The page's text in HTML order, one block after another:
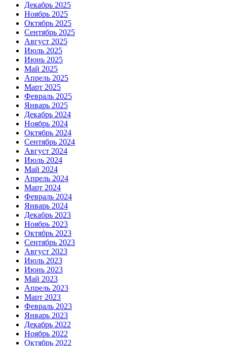
Декабрь 2025
Ноябрь 2025
Октябрь 2025
Сентябрь 2025
Август 2025
Июль 2025
Июнь 2025
Май 2025
Апрель 2025
Март 2025
Февраль 2025
Январь 2025
Декабрь 2024
Ноябрь 2024
Октябрь 2024
Сентябрь 2024
Август 2024
Июль 2024
Май 2024
Апрель 2024
Март 2024
Февраль 2024
Январь 2024
Декабрь 2023
Ноябрь 2023
Октябрь 2023
Сентябрь 2023
Август 2023
Июль 2023
Июнь 2023
Май 2023
Апрель 2023
Март 2023
Февраль 2023
Январь 2023
Декабрь 2022
Ноябрь 2022
Октябрь 2022